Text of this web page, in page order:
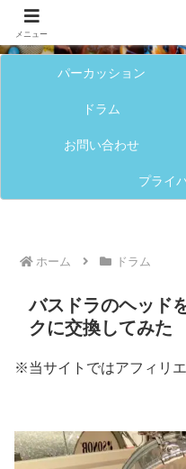
パーカッション
ドラム
お問い合わせ
プライ
ホーム ドラム
バスドラのヘッド
クに交換してみた
※当サイトではアフィリ
メニュー